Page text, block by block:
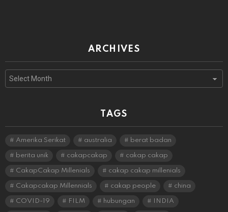
ARCHIVES
Archives
TAGS
Amerika Serikat australia berat badan
berita unik cakapcakap cakap cakap
CakapCakap Millenials cakap cakap millenials
Cakapcakap Millennials cakap people china
COVID-19 FILM hubungan INDIA